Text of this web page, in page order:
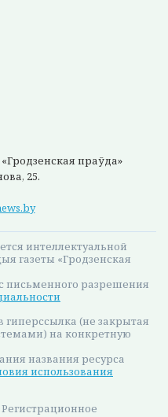
праўда»
25.
интеллектуальной
газеты «Гродзенская
письменного разрешения
(не закрытая
на конкретную
названия ресурса
использования